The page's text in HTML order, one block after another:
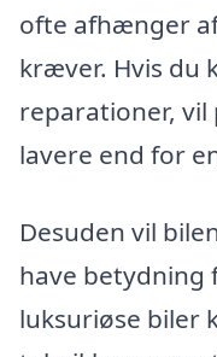
ofte afhænger
kræver. Hvis du
reparationer,
lavere end for
Desuden vil
have betydning
luksuriøse biler